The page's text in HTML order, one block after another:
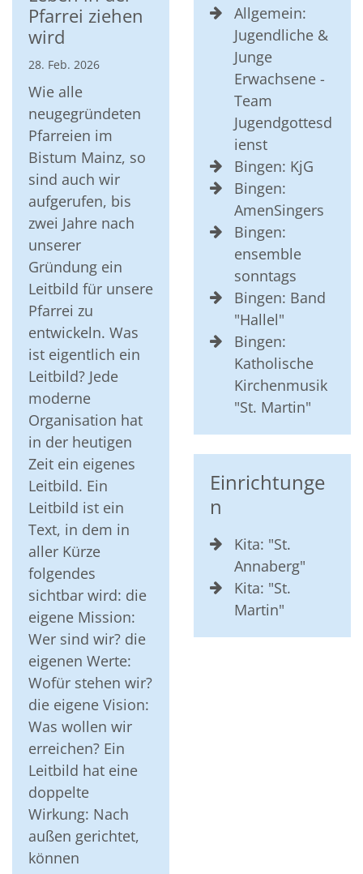
Pfarrei ziehen
wird
28. Feb. 2026
Wie alle
neugegründeten
Pfarreien im
Bistum Mainz, so
sind auch wir
aufgerufen, bis
zwei Jahre nach
unserer
Gründung ein
Leitbild für unsere
Pfarrei zu
entwickeln. Was
ist eigentlich ein
Leitbild? Jede
moderne
Organisation hat
in der heutigen
Zeit ein eigenes
Leitbild. Ein
Leitbild ist ein
Text, in dem in
aller Kürze
folgendes
sichtbar wird: die
eigene Mission:
Wer sind wir? die
eigenen Werte:
Wofür stehen wir?
die eigene Vision:
Was wollen wir
erreichen? Ein
Leitbild hat eine
doppelte
Wirkung: Nach
außen gerichtet,
können
Allgemein:
Jugendliche &
Junge
Erwachsene -
Team
Jugendgottesd
ienst
Bingen: KjG
Bingen:
AmenSingers
Bingen:
ensemble
sonntags
Bingen: Band
"Hallel"
Bingen:
Katholische
Kirchenmusik
"St. Martin"
Einrichtunge
n
Kita: "St.
Annaberg"
Kita: "St.
Martin"